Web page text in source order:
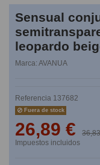
Sensual
leopardo
Marca: AVANUA
Referencia 137682
Fuera de stock
26,89 €
Impuestos incluidos